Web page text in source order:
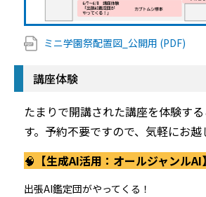
ミニ学園祭配置図_公開用 (PDF)
講座体験
たまりで開講された講座を体験す
す。予約不要ですので、気軽にお越
🧠 【生成AI活用：オールジャンルAI】
出張AI鑑定団がやってくる！